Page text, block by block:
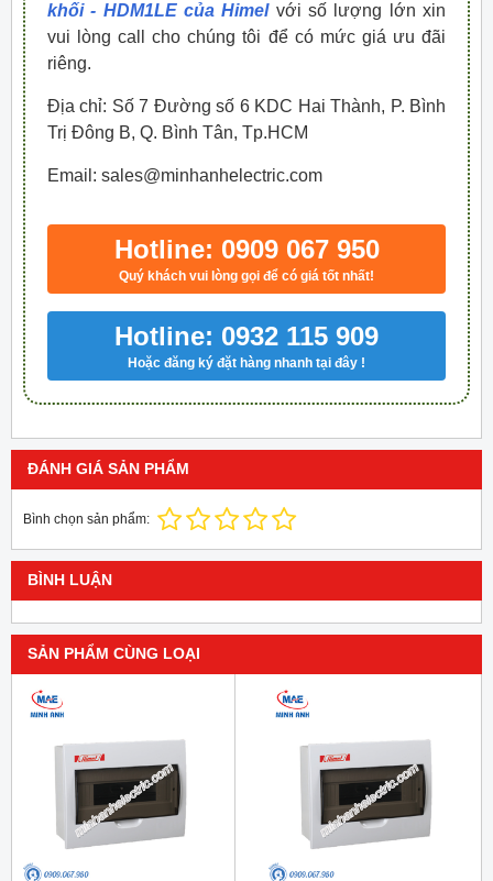
khối - HDM1LE của Himel với số lượng lớn xin
vui lòng call cho chúng tôi để có mức giá ưu đãi
riêng.
Địa chỉ: Số 7 Đường số 6 KDC Hai Thành, P. Bình
Trị Đông B, Q. Bình Tân, Tp.HCM
Email: sales@minhanhelectric.com
Hotline: 0909 067 950
Quý khách vui lòng gọi để có giá tốt nhất!
Hotline: 0932 115 909
Hoặc đăng ký đặt hàng nhanh tại đây !
ĐÁNH GIÁ SẢN PHẨM
Bình chọn sản phẩm:
BÌNH LUẬN
SẢN PHẨM CÙNG LOẠI